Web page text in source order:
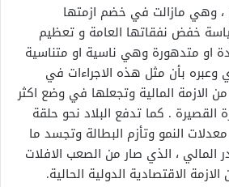
، وهي مازالت في خضم ازمتها
خفض نفقاتها العامة و تعظيم
او متدهورة وهي ناسية او متناسية
وعبره بأن مثل هذه الاجراءات في
الازمة المالية وتجعلها في وضع اكثر
القصيرة . كما تدفع البلاد نحو حلقة
النمو وتأزم البطالة وتجسد ما
المالي ، الذي صار من الصعب الافلات
الاقتصادية الدولية الحالية.